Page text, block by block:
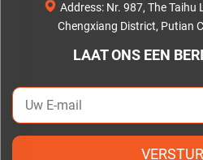
Address: Nr. 987, The Taihu
Chengxiang District, Putian
LAAT ONS EEN